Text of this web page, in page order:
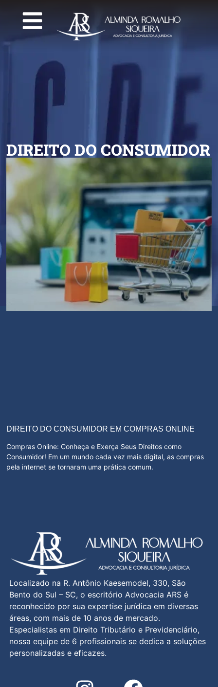
DIREITO DO CONSUMIDOR
DIREITO DO CONSUMIDOR EM COMPRAS ONLINE
Compras Online: Conheça e Exerça Seus Direitos como
Consumidor! Em um mundo cada vez mais digital, as compras
pela internet se tornaram uma prática comum.
Localizado na R. Antônio Kaesemodel, 330, São
Bento do Sul – SC, o escritório Advocacia ARS é
reconhecido por sua expertise jurídica em diversas
áreas, com mais de 10 anos de mercado.
Especialistas em Direito Tributário e Previdenciário,
nossa equipe de 6 profissionais se dedica a soluções
personalizadas e eficazes.